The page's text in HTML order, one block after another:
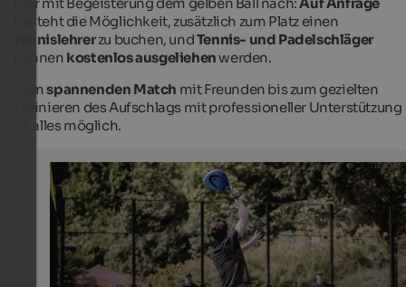
Padel-Platz Sporthotel Zoll
Das Sporthotel Zoll bei Sterzing bietet einen
einen Padel-Platz.
Sporthotel Zoll - Fabian Schaiter
besteht die Möglichkeit, zusätzlich zum Platz einen
Tennislehrerzu buchen, undTennis- und Padelschläger
können kostenlos ausgeliehenwerden.
Vomspannenden Match mit Freunden bis zum gezielten
Trainieren des Aufschlags mit professioneller Unterstützung
ist alles möglich.